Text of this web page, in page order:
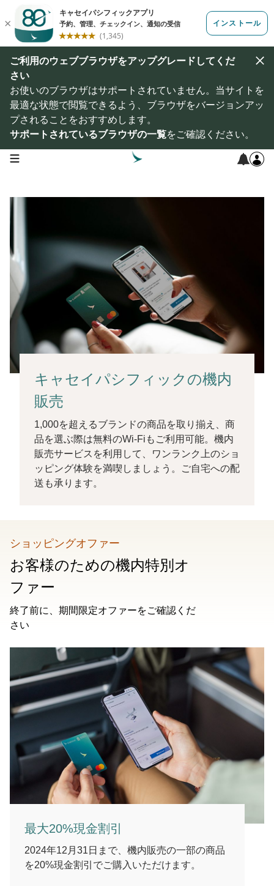
ご利用のウェブブラウザをアップグレードしてくだ
さい
お使いのブラウザはサポートされていません。当サイトを
最適な状態で閲覧できるよう、ブラウザをバージョンアッ
プされることをおすすめします。
サポートされているブラウザの一覧をご確認ください。
open navigation menu
キャセイパシフィックの機内
販売
1,000を超えるブランドの商品を取り揃え、商
品を選ぶ際は無料のWi-Fiもご利用可能。機内
販売サービスを利用して、ワンランク上のショ
ッピング体験を満喫しましょう。ご自宅への配
送も承ります。
ショッピングオファー
お客様のための機内特別オ
ファー
終了前に、期間限定オファーをご確認くだ
さい
最大20%現金割引
2024年12月31日まで、機内販売の一部の商品
を20%現金割引でご購入いただけます。